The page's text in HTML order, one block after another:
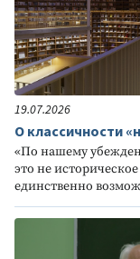
19.07.2026
О классичности
«По нашему
это не
единственно